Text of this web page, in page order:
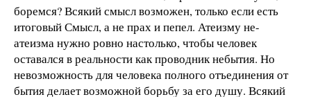
боремся? Всякий смысл возможен, только если есть
итоговый Смысл, а не прах и пепел. Атеизму не-
атеизма нужно ровно настолько, чтобы человек
оставался в реальности как проводник небытия. Но
невозможность для человека полного отъединения от
бытия делает возможной борьбу за его душу. Всякий